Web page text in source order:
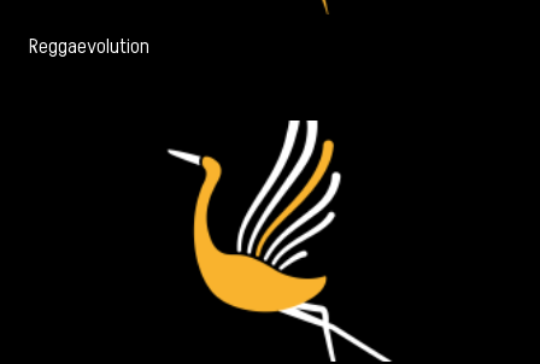
Reggaevolution